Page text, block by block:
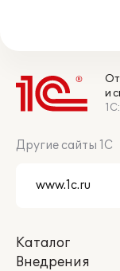
и
Другие сайты 1С
Каталог
Внедрения